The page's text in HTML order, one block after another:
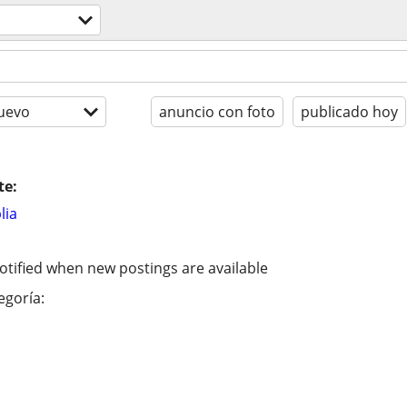
anuncio con foto publicado hoy
when new postings are available